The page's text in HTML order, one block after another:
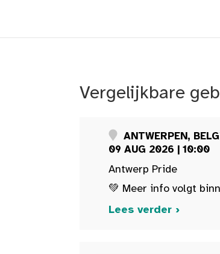
Vergelijkbare
ANTWERPEN,
09 AUG 2026 | 10:00
Antwerp Pride
💚 Meer info volgt
Lees verder ›